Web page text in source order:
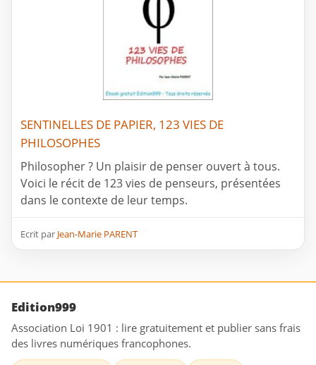
SENTINELLES DE PAPIER, 123 VIES DE
PHILOSOPHES
Philosopher ? Un plaisir de penser ouvert à tous.
Voici le récit de 123 vies de penseurs, présentées
dans le contexte de leur temps.
Ecrit par Jean-Marie PARENT
Edition999
Association Loi 1901 : lire gratuitement et publier sans frais
des livres numériques francophones.